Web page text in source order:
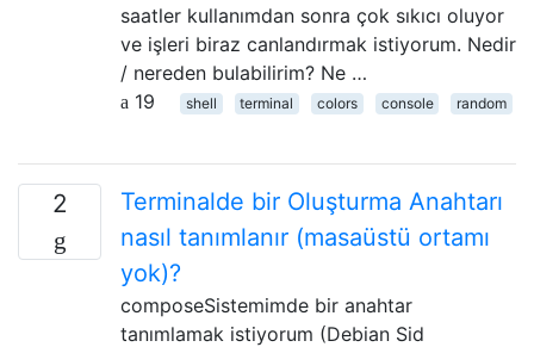
saatler kullanımdan sonra çok sıkıcı oluyor
ve işleri biraz canlandırmak istiyorum. Nedir
/ nereden bulabilirim? Ne …
19
shell terminal colors console random
2
Terminalde bir Oluşturma Anahtarı
nasıl tanımlanır (masaüstü ortamı
yok)?
composeSistemimde bir anahtar
tanımlamak istiyorum (Debian Sid